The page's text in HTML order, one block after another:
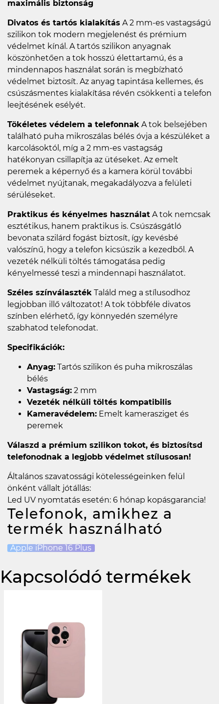
maximális biztonság
Divatos és tartós kialakítás A 2 mm-es vastagságú
szilikon tok modern megjelenést és prémium
védelmet kínál. A tartós szilikon anyagnak
köszönhetően a tok hosszú élettartamú, és a
mindennapos használat során is megbízható
védelmet biztosít. Az anyag tapintása kellemes, és
csúszásmentes kialakítása révén csökkenti a telefon
leejtésének esélyét.
Tökéletes védelem a telefonnak A tok belsejében
található puha mikroszálas bélés óvja a készüléket a
karcolásoktól, míg a 2 mm-es vastagság
hatékonyan csillapítja az ütéseket. Az emelt
peremek a képernyő és a kamera körül további
védelmet nyújtanak, megakadályozva a felületi
sérüléseket.
Praktikus és kényelmes használat A tok nemcsak
esztétikus, hanem praktikus is. Csúszásgátló
bevonata szilárd fogást biztosít, így kevésbé
valószínű, hogy a telefon kicsúszik a kezedből. A
vezeték nélküli töltés támogatása pedig
kényelmessé teszi a mindennapi használatot.
Széles színválaszték Találd meg a stílusodhoz
legjobban illő változatot! A tok többféle divatos
színben elérhető, így könnyedén személyre
szabhatod telefonodat.
Specifikációk:
Anyag: Tartós szilikon és puha mikroszálas
bélés
Vastagság: 2 mm
Vezeték nélküli töltés kompatibilis
Kameravédelem: Emelt kamerasziget és
peremek
Válaszd a prémium szilikon tokot, és biztosítsd
telefonodnak a legjobb védelmet stílusosan!
Általános szavatossági kötelességeinken felül
önként vállalt jótállás:
Led UV nyomtatás esetén: 6 hónap kopásgarancia!
Telefonok, amikhez a
termék használható
Apple iPhone 16 Plus
Kapcsolódó termékek